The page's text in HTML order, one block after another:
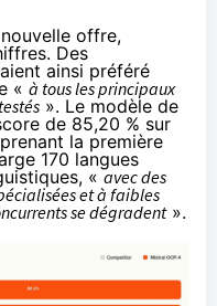
offre,
Des
ainsi préféré
« à tous les principaux
». Le modèle de
de 85,20 % sur
la première
170 langues
«avec des
et à faibles
se dégradent».